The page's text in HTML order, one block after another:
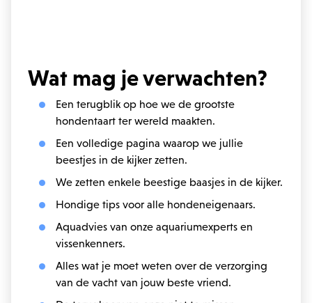
Wat mag je verwachten?
Een terugblik op hoe we de grootste
hondentaart ter wereld maakten.
Een volledige pagina waarop we jullie
beestjes in de kijker zetten.
We zetten enkele beestige baasjes in de kijker.
Hondige tips voor alle hondeneigenaars.
Aquadvies van onze aquariumexperts en
vissenkenners.
Alles wat je moet weten over de verzorging
van de vacht van jouw beste vriend.